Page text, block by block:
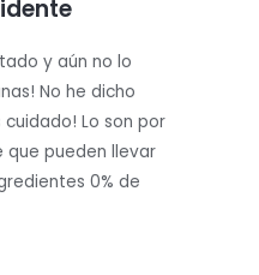
y aún no lo
No he dicho
Lo son por
pueden llevar
0% de